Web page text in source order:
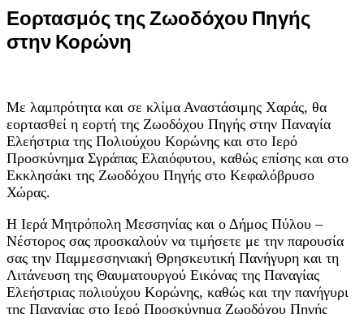
Εορτασμός της Ζωοδόχου Πηγής
στην Κορώνη
Με λαμπρότητα και σε κλίμα Αναστάσιμης Χαράς, θα
εορτασθεί η εορτή της Ζωοδόχου Πηγής στην Παναγία
Ελεήστρια της Πολιούχου Κορώνης και στο Ιερό
Προσκύνημα Σγράπας Ελαιόφυτου, καθώς επίσης και στο
Εκκλησάκι της Ζωοδόχου Πηγής στο Κεφαλόβρυσο
Χώρας.
Η Ιερά Μητρόπολη Μεσσηνίας και ο Δήμος Πύλου –
Νέστορος σας προσκαλούν να τιμήσετε με την παρουσία
σας την Παμμεσσηνιακή Θρησκευτική Πανήγυρη και τη
Λιτάνευση της Θαυματουργού Εικόνας της Παναγίας
Ελεήστριας πολιούχου Κορώνης, καθώς και την πανήγυρι
της Παναγίας στο Ιερό Προσκύνημα Ζωοδόχου Πηγής